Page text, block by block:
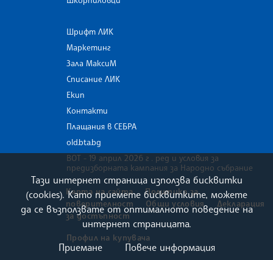
Шрифт ЛИК
Маркетинг
Зала МаксиМ
Списание ЛИК
Екип
Контакти
Плащания в СЕБРА
old.bta.bg
ВОТ - 19 април 2026 г . ред и условия за
предизборната кампания за Народно събрание
Карта на сайта
Политика за
поверителност
Общи условия
Декларация
за достъпност
Профил на купувача
Тази интернет страница използва бисквитки
(cookies). Като приемете бисквитките, можете
да се възползвате от оптималното поведение на
интернет страницата.
Приемане
Повече информация